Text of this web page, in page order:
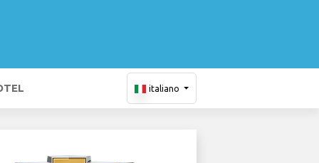
italiano